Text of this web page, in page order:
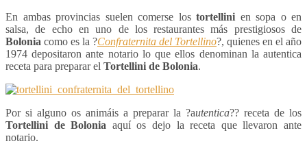
En ambas provincias suelen comerse los tortellini en sopa o en
salsa, de echo en uno de los restaurantes más prestigiosos de
Bolonia como es la ?Confraternita del Tortellino?, quienes en el año
1974 depositaron ante notario lo que ellos denominan la autentica
receta para preparar el Tortellini de Bolonia.
Por si alguno os animáis a preparar la ?autentica?? receta de los
Tortellini de Bolonia aquí os dejo la receta que llevaron ante
notario.